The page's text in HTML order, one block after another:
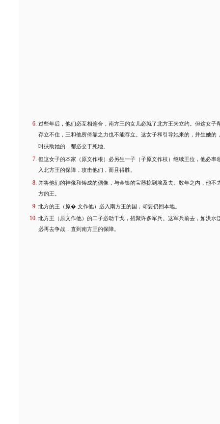
过些年后，他们必互相连合，南方王的女儿必就了北方王来立约。但这女子
存立不住，王和他所倚靠之力也不能存立。这女子和引导她来的，并生她的
时扶助她的，都必交于死地。
但这女子的本家（原文作根）必另生一子（子原文作枝）继续王位，他必率
入北方王的保障，攻击他们，而且得胜。
并将他们的神像和铸成的偶像，与金银的宝器掠到埃及去。数年之内，他不
方的王。
北方的王（原� 文作他）必入南方王的国，却要仍回本地。
北方王（原文作他）的二子必动干戈，招聚许多军兵。这军兵前去，如洪水
必再去争战，直到南方王的保障。